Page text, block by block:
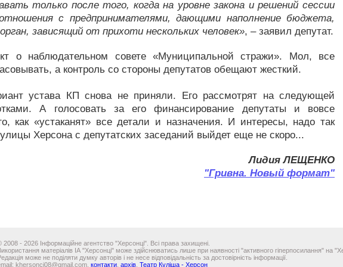
только после того, когда на уровне закона и решений сессии
с предпринимателями, дающими наполнение бюджета,
зависящий от прихоти нескольких человек», – заявил депутат.
о наблюдательном совете «Муниципальной стражи». Мол, все
а контроль со стороны депутатов обещают жесткий.
устава КП снова не приняли. Его рассмотрят на следующей
А голосовать за его финансирование депутаты и вовсе
как «устаканят» все детали и назначения. И интересы, надо так
Херсона с депутатских заседаний выйдет еще не скоро...
Лидия ЛЕЩЕНКО
"Гривна. Новый формат"
2008 - 2026 Інформаційне агентство "Херсонці". Всі права захищені.
матеріалів ІА "Херсонці" може здійснюватись лише при наявності "активного гіперпосилання" на
може не поділяти думку авторів і не несе відповідальність за достовірність інформації.
khersonci08@gmail.com, контакти архів Театр Куліша - Херсон